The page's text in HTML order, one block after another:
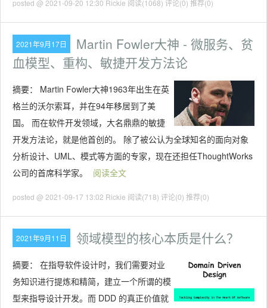
posted @ 2021-09-20 12:30 Rickie 阅读(1068) 评论(0) 推荐(0)
2021年9月17日
Martin Fowler大神 - 微服务、贫
血模型、重构、敏捷开发方法论
摘要： Martin Fowler大神1963年出生在英
格兰的沃尔索耳，并在94年移居到了美
国。 而在软件开发领域，大名鼎鼎的敏捷
开发方法论，就是他首创的。 除了被公认为全球知名的面向对象
分析设计、UML、模式等方面的专家，现在还担任ThoughtWorks
公司的首席科学家。
阅读全文
posted @ 2021-09-17 13:02 Rickie 阅读(718) 评论(0) 推荐(0)
2021年9月11日 领域模型的核心本质是什么？
摘要： 在指导软件设计时，我们需要对业
务知识进行提炼和精简，建立一个所谓的模
型来指导设计开发。而 DDD 的真正价值就